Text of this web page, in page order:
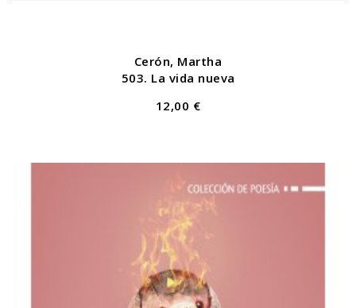
Cerón, Martha
503. La vida nueva
12,00 €